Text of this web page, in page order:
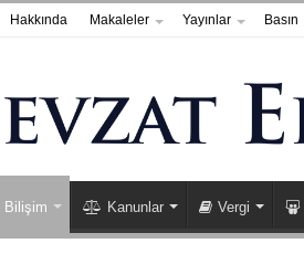
Hakkında Makaleler Yayınlar Basın
Bilişim Kanunlar Vergi